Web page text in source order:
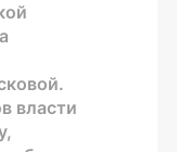
власти